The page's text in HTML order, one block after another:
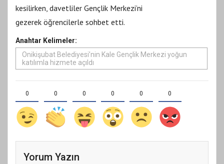
kesilirken, davetliler Gençlik Merkezi’ni
gezerek öğrencilerle sohbet etti.
Anahtar Kelimeler:
Onikişubat Belediyesi’nin Kale Gençlik Merkezi yoğun
katılımla hizmete açıldı
0 0 0 0 0 0
Yorum Yazın